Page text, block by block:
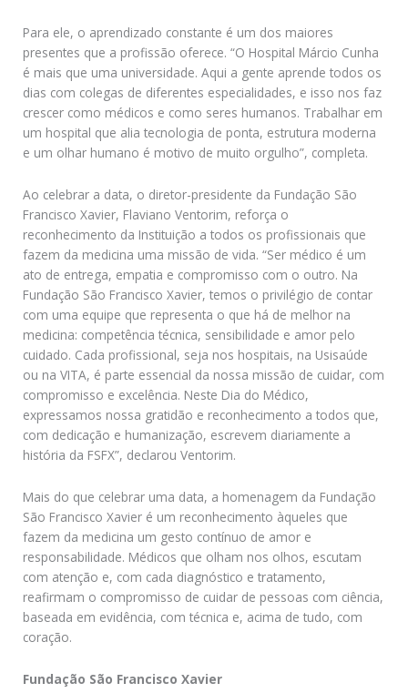
Para ele, o aprendizado constante é um dos maiores
presentes que a profissão oferece. “O Hospital Márcio Cunha
é mais que uma universidade. Aqui a gente aprende todos os
dias com colegas de diferentes especialidades, e isso nos faz
crescer como médicos e como seres humanos. Trabalhar em
um hospital que alia tecnologia de ponta, estrutura moderna
e um olhar humano é motivo de muito orgulho”, completa.
Ao celebrar a data, o diretor-presidente da Fundação São
Francisco Xavier, Flaviano Ventorim, reforça o
reconhecimento da Instituição a todos os profissionais que
fazem da medicina uma missão de vida. “Ser médico é um
ato de entrega, empatia e compromisso com o outro. Na
Fundação São Francisco Xavier, temos o privilégio de contar
com uma equipe que representa o que há de melhor na
medicina: competência técnica, sensibilidade e amor pelo
cuidado. Cada profissional, seja nos hospitais, na Usisaúde
ou na VITA, é parte essencial da nossa missão de cuidar, com
compromisso e excelência. Neste Dia do Médico,
expressamos nossa gratidão e reconhecimento a todos que,
com dedicação e humanização, escrevem diariamente a
história da FSFX”, declarou Ventorim.
Mais do que celebrar uma data, a homenagem da Fundação
São Francisco Xavier é um reconhecimento àqueles que
fazem da medicina um gesto contínuo de amor e
responsabilidade. Médicos que olham nos olhos, escutam
com atenção e, com cada diagnóstico e tratamento,
reafirmam o compromisso de cuidar de pessoas com ciência,
baseada em evidência, com técnica e, acima de tudo, com
coração.
Fundação São Francisco Xavier